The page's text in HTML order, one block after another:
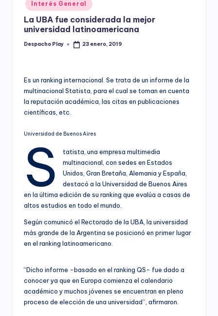
y
in
Interés General
La UBA fue considerada la mejor
universidad latinoamericana
Posted
Despacho Play 23 enero, 2019
Es un ranking internacional. Se trata de un informe de la
multinacional Statista, para el cual se toman en cuenta
la reputación académica, las citas en publicaciones
científicas, etc.
Universidad de Buenos Aires
S
tatista, una empresa multimedia
multinacional, con sedes en Estados
Unidos, Gran Bretaña, Alemania y España,
destacó a la Universidad de Buenos Aires
en la última edición de su ranking que evalúa a casas de
altos estudios en todo el mundo.
Según comunicó el Rectorado de la UBA, la universidad
más grande de la Argentina se posicionó en primer lugar
en el ranking latinoamericano.
“Dicho informe -basado en el ranking QS- fue dado a
conocer ya que en Europa comienza el calendario
académico y muchos jóvenes se encuentran en pleno
proceso de elección de una universidad”, afirmaron.